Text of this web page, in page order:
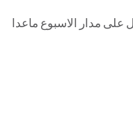
على مدار الاسبوع ماعدا